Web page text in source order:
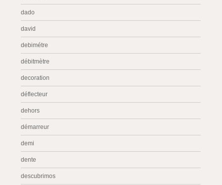
dado
david
debimétre
débitmètre
decoration
déflecteur
dehors
démarreur
demi
dente
descubrimos